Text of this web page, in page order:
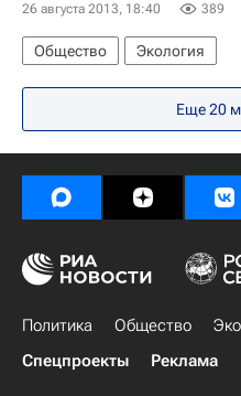
26 августа 2013, 18:40 389
Общество
Экология
Обстановка на Дальнем
Еще 20
Политика Общество
Спецпроекты
Реклама